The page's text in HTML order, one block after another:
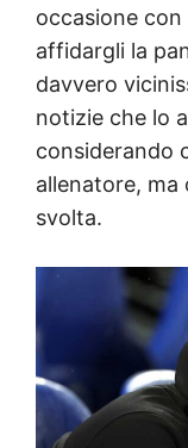
occasione
affidargli la
davvero
notizie che lo
considerando
allenatore,
svolta.